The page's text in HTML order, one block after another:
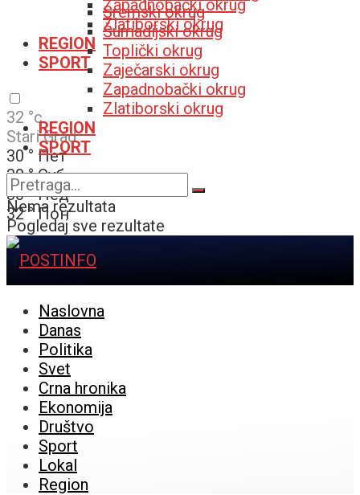
Zapadnobački okrug
Zlatiborski okrug
REGION
SPORT
32 °c
Stari Grad
30 ° Пет
30 ° Суб
30 ° Нед
32 ° Пон
Sremski okrug
Šumadijski okrug
Toplički okrug
Zaječarski okrug
Zapadnobački okrug
Zlatiborski okrug
REGION
SPORT
Nema rezultata
Pogledaj sve rezultate
Naslovna
Danas
Politika
Svet
Crna hronika
Ekonomija
Društvo
Sport
Lokal
Region